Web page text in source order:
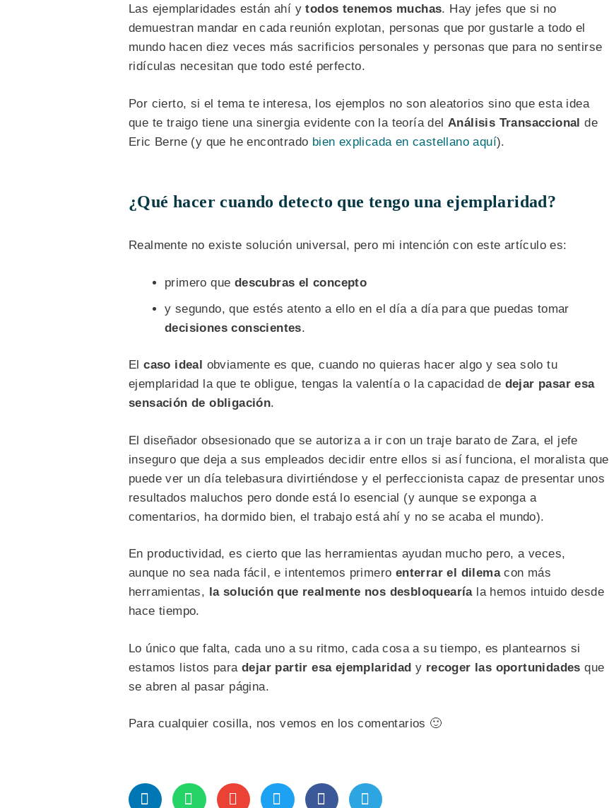
Las ejemplaridades están ahí ytodos tenemos muchas. Hay jefes que si no
demuestran mandar en cada reunión explotan, personas que por gustarle a todo el
mundo hacen diez veces más sacrificios personales y personas que para no sentirse
ridículas necesitan que todo esté perfecto.
Por cierto, si el tema te interesa, los ejemplos no son aleatorios sino que esta idea
que te traigo tiene una sinergia evidente con la teoría del Análisis Transaccional de
Eric Berne (y que he encontrado bien explicada en castellano aquí).
¿Qué hacer cuando detecto que tengo una ejemplaridad?
Realmente no existe solución universal, pero mi intención con este artículo es:
primero que descubras el concepto
y segundo, que estés atento a ello en el día a día para que puedas tomar
decisiones conscientes.
Elcaso ideal obviamente es que, cuando no quieras hacer algo y sea solo tu
ejemplaridad la que te obligue, tengas la valentía o la capacidad de dejar pasar esa
sensación de obligación.
El diseñador obsesionado que se autoriza a ir con un traje barato de Zara, el jefe
inseguro que deja a sus empleados decidir entre ellos si así funciona, el moralista que
puede ver un día telebasura divirtiéndose y el perfeccionista capaz de presentar unos
resultados maluchos pero donde está lo esencial (y aunque se exponga a
comentarios, ha dormido bien, el trabajo está ahí y no se acaba el mundo).
En productividad, es cierto que las herramientas ayudan mucho pero, a veces,
aunque no sea nada fácil, e intentemos primero enterrar el dilemacon más
herramientas, la solución que realmente nos desbloquearíala hemos intuido desde
hace tiempo.
Lo único que falta, cada uno a su ritmo, cada cosa a su tiempo, es plantearnos si
estamos listos para dejar partir esa ejemplaridad y recoger las oportunidades que
se abren al pasar página.
Para cualquier cosilla, nos vemos en los comentarios 🙂